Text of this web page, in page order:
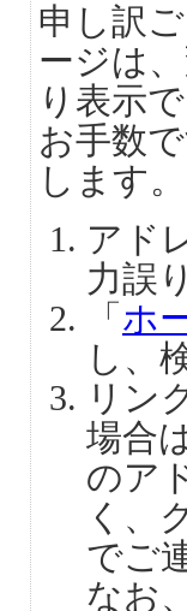
申し訳
ージは
り表示
お手数
します。
アド
力誤
「 ホ
し、
リン
場合
のア
く、
でご
なお